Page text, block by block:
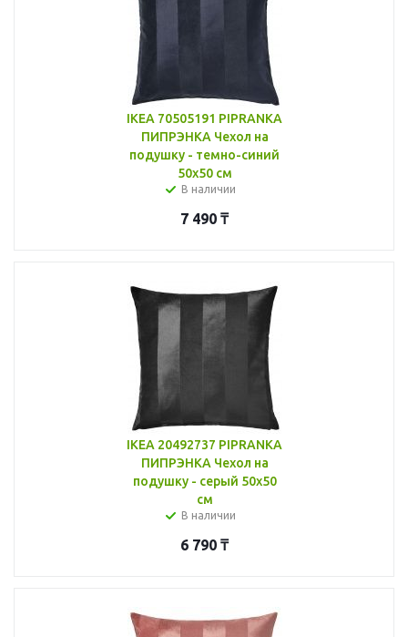
IKEA 70505191 PIPRANKA
ПИПРЭНКА Чехол на
подушку - темно-синий
50x50 см
В наличии
7 490 ₸
IKEA 20492737 PIPRANKA
ПИПРЭНКА Чехол на
подушку - серый 50x50
см
В наличии
6 790 ₸